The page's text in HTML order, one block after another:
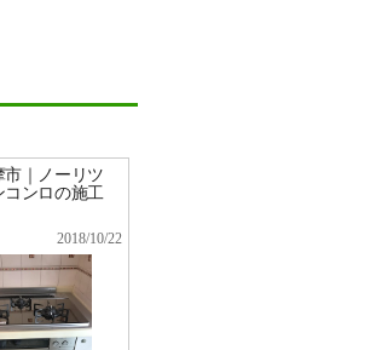
市｜ノーリツ
コンロの施工
2018/10/22